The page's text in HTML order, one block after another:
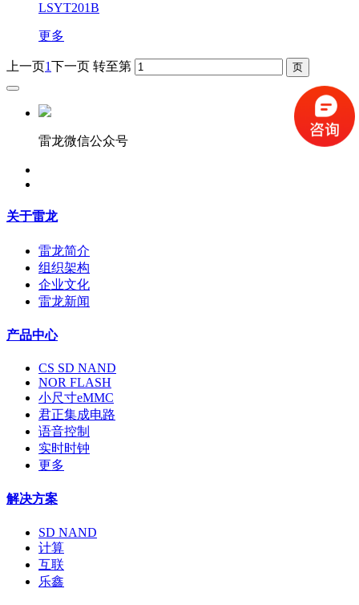
LSYT201B
更多
上一页1下一页 转至第
雷龙微信公众号
关于雷龙
雷龙简介
组织架构
企业文化
雷龙新闻
产品中心
CS SD NAND
NOR FLASH
小尺寸eMMC
君正集成电路
语音控制
实时时钟
更多
解决方案
SD NAND
计算
互联
乐鑫